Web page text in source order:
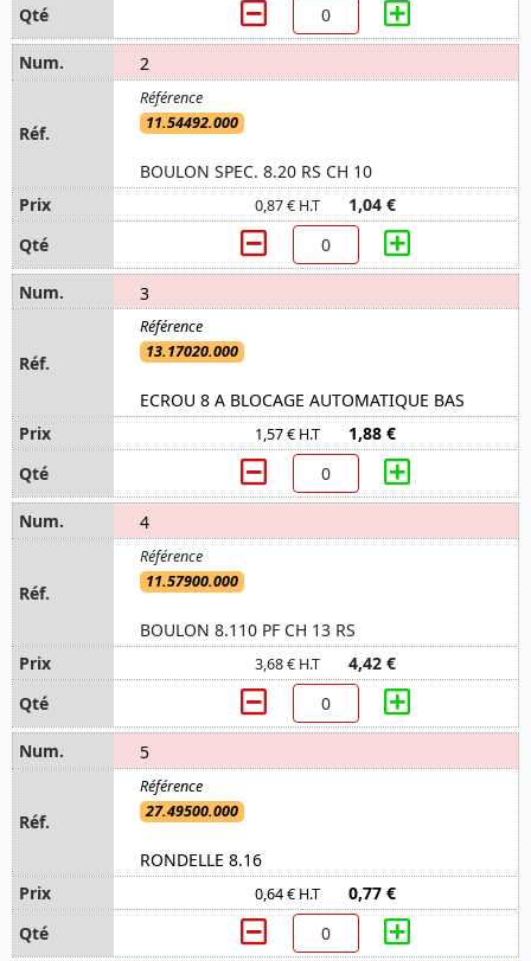
2
11.54492.000
BOULON SPEC. 8.20 RS CH 10
0,87 € H.T 1,04 €
3
13.17020.000
ECROU 8 A BLOCAGE AUTOMATIQUE BAS
1,57 € H.T 1,88 €
4
11.57900.000
BOULON 8.110 PF CH 13 RS
3,68 € H.T 4,42 €
5
27.49500.000
RONDELLE 8.16
0,64 € H.T 0,77 €